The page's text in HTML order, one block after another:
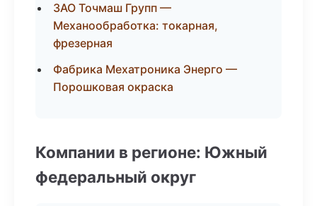
ЗАО Точмаш Групп —
Механообработка: токарная,
фрезерная
Фабрика Мехатроника Энерго —
Порошковая окраска
Компании в регионе: Южный
федеральный округ